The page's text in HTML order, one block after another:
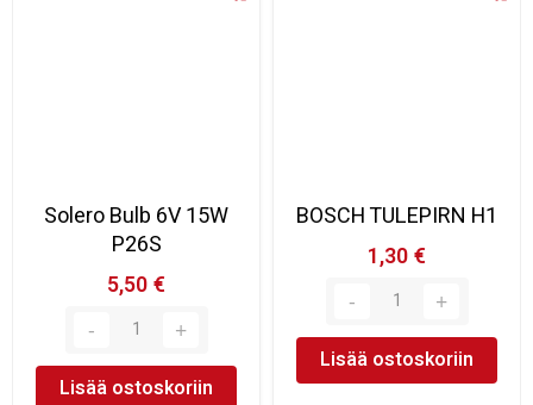
Solero Bulb 6V 15W
P26S
5,50 €
Lisää ostoskoriin
BOSCH TULEPIRN H1
1,30 €
Lisää ostoskoriin